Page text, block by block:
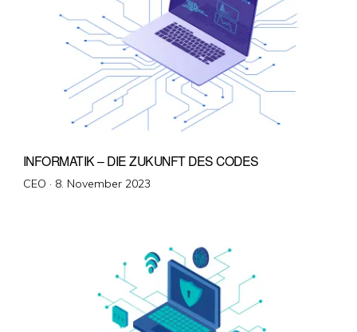
INFORMATIK – DIE ZUKUNFT DES CODES
CEO · Veröffentlicht
8. November 2023